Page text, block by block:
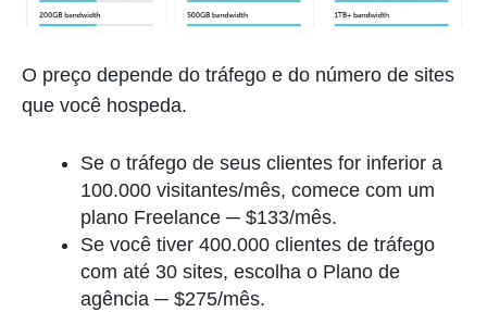
O preço depende do tráfego e do número de sites
que você hospeda.
Se o tráfego de seus clientes for inferior a
100.000 visitantes/mês, comece com um
plano Freelance ─ $133/mês.
Se você tiver 400.000 clientes de tráfego
com até 30 sites, escolha o Plano de
agência ─ $275/mês.